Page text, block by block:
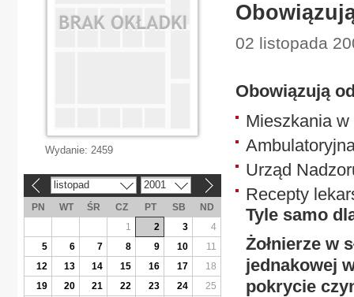
02 listopada
Obowiązują
Mieszkania
Urząd
Recepty
Tyle samo
Żołnierze w
jednakowej
pokrycie
Wydanie: 2459
listopad 2001
PN WT ŚR CZ PT SB
ND
1
2 3
4
5
6 7 8 9 10
11
12
13 14 15 16 17
18
19
20 21 22 23 24
25